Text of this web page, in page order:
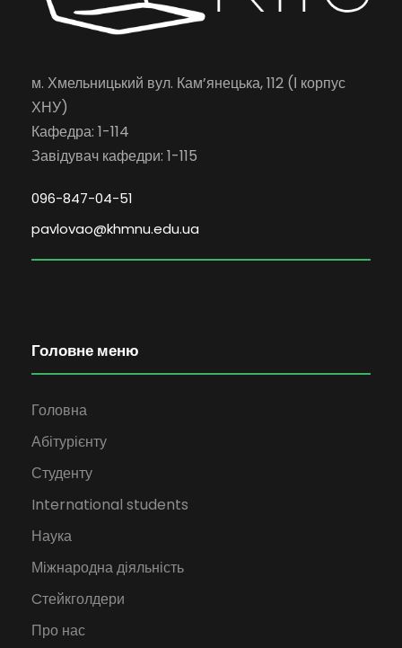
м. Хмельницький вул. Кам’янецька, 112 (І корпус
ХНУ)
Кафедра: 1-114
Завідувач кафедри: 1-115
096-847-04-51
pavlovao@khmnu.edu.ua
Головне меню
Головна
Абітурієнту
Студенту
International students
Наука
Міжнародна діяльність
Cтейкголдери
Про нас